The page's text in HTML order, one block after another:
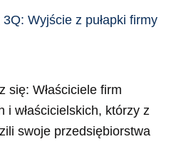
Wyjście z pułapki firmy
się: Właściciele firm
i właścicielskich, którzy z
swoje przedsiębiorstwa